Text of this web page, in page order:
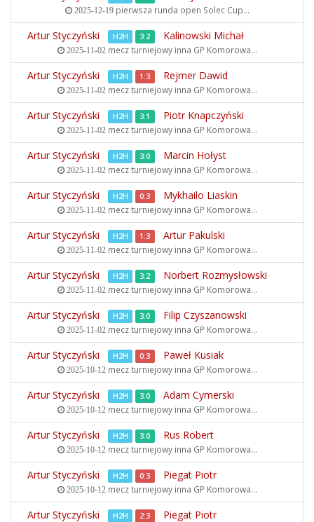
2025-12-19pierwsza runda open Solec Cup...
Artur Styczyński H2H 3:2 Kalinowski Michał
2025-11-02mecz turniejowy inna GP Komorowa...
Artur Styczyński H2H 1:3 Rejmer Dawid
2025-11-02mecz turniejowy inna GP Komorowa...
Artur Styczyński H2H 3:1 Piotr Knapczyński
2025-11-02mecz turniejowy inna GP Komorowa...
Artur Styczyński H2H 3:0 Marcin Hołyst
2025-11-02mecz turniejowy inna GP Komorowa...
Artur Styczyński H2H 0:3 Mykhailo Liaskin
2025-11-02mecz turniejowy inna GP Komorowa...
Artur Styczyński H2H 1:3 Artur Pakulski
2025-11-02mecz turniejowy inna GP Komorowa...
Artur Styczyński H2H 3:2 Norbert Rozmysłowski
2025-11-02mecz turniejowy inna GP Komorowa...
Artur Styczyński H2H 3:0 Filip Czyszanowski
2025-11-02mecz turniejowy inna GP Komorowa...
Artur Styczyński H2H 0:3 Paweł Kusiak
2025-10-12mecz turniejowy inna GP Komorowa...
Artur Styczyński H2H 3:0 Adam Cymerski
2025-10-12mecz turniejowy inna GP Komorowa...
Artur Styczyński H2H 3:0 Rus Robert
2025-10-12mecz turniejowy inna GP Komorowa...
Artur Styczyński H2H 0:3 Piegat Piotr
2025-10-12mecz turniejowy inna GP Komorowa...
Artur Styczyński H2H 2:3 Piegat Piotr